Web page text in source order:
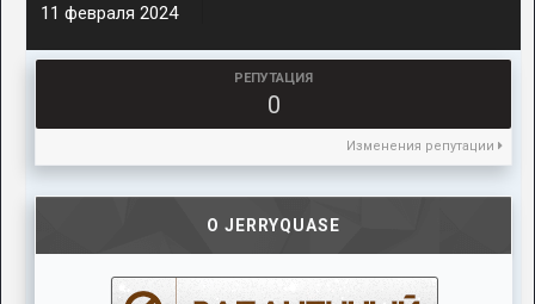
11 февраля 2024
РЕПУТАЦИЯ
0
Изменения репутации
О JERRYQUASE